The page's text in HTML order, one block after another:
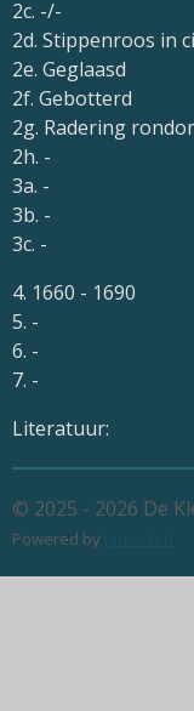
2c. -/-
2d. Stippenroos in
2e. Geglaasd
2f. Gebotterd
2g. Radering
2h. -
3a. -
3b. -
3c. -
4. 1660 - 1690
5. -
6. -
7. -
Literatuur:
© 2025 - 2026 De
Powered by